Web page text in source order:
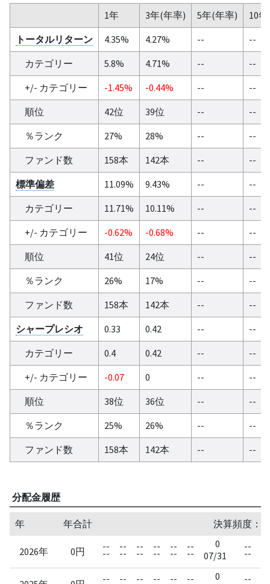
1年 3年(年率) 5年(年率)
10
トータルリターン
4.35% 4.27% --
--
カテゴリー
5.8% 4.71% --
--
+/- カテゴリー
-1.45% -0.44% --
--
順位
42位 39位 --
--
％ランク
27% 28% --
--
ファンド数
158本 142本 --
--
標準偏差
11.09% 9.43% --
--
カテゴリー
11.71% 10.11% --
--
+/- カテゴリー
-0.62% -0.68% --
--
順位
41位 24位 --
--
％ランク
26% 17% --
--
ファンド数
158本 142本 --
--
シャープレシオ
0.33 0.42 --
--
カテゴリー
0.4 0.42 --
--
+/- カテゴリー
-0.07 0 --
--
順位
38位 36位 --
--
％ランク
25% 26% --
--
ファンド数
158本 142本 -- --
分配金履歴
年 年合計 決算頻度：1
2026年 0円 --
--
--
--
--
--
--
--
--
--
--
--
0
07/31
--
--
-- -- -- -- -- --
0
--